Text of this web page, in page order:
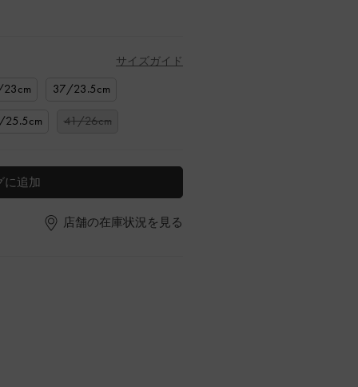
サイズガイド
37/23.5cm
41/26cm
に追加
店舗の在庫状況を見る